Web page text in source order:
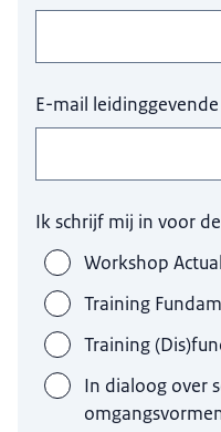
E-mail leidinggevende
Ik schrijf mij in voor
Workshop
Training
Training
In dialoog over